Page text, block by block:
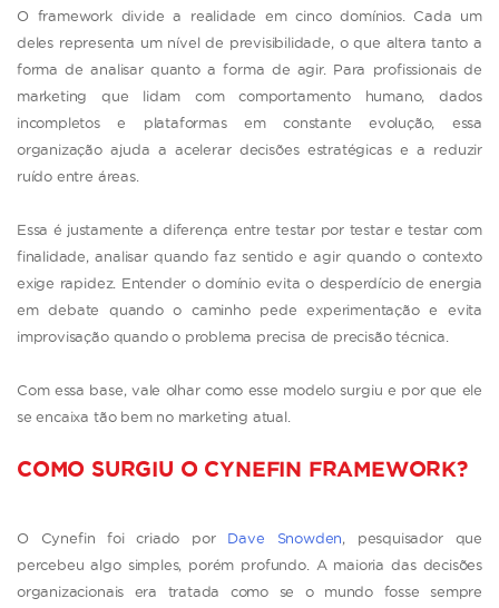
O framework divide a realidade em cinco domínios. Cada um
deles representa um nível de previsibilidade, o que altera tanto a
forma de analisar quanto a forma de agir. Para profissionais de
marketing que lidam com comportamento humano, dados
incompletos e plataformas em constante evolução, essa
organização ajuda a acelerar decisões estratégicas e a reduzir
ruído entre áreas.
Essa é justamente a diferença entre testar por testar e testar com
finalidade, analisar quando faz sentido e agir quando o contexto
exige rapidez. Entender o domínio evita o desperdício de energia
em debate quando o caminho pede experimentação e evita
improvisação quando o problema precisa de precisão técnica.
Com essa base, vale olhar como esse modelo surgiu e por que ele
se encaixa tão bem no marketing atual.
COMO SURGIU O CYNEFIN FRAMEWORK?
O Cynefin foi criado por Dave Snowden, pesquisador que
percebeu algo simples, porém profundo. A maioria das decisões
organizacionais era tratada como se o mundo fosse sempre